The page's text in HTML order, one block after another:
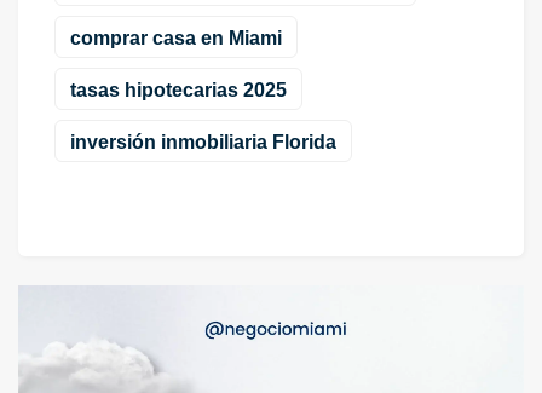
comprar casa en Miami
tasas hipotecarias 2025
inversión inmobiliaria Florida